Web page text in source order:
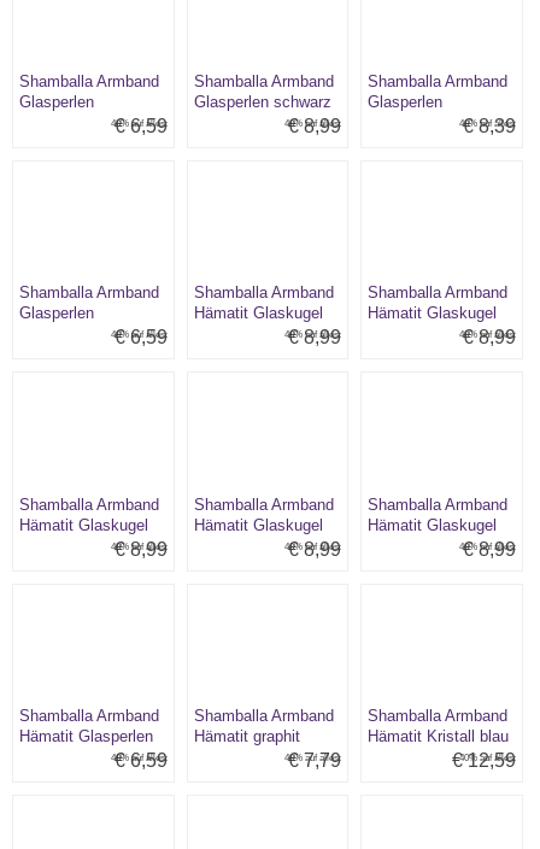
Shamballa Armband
Glasperlen
rot/lila/kristall40% auf alles:
€ 6,59
Shamballa Armband
Glasperlen schwarz
40% auf alles:
€ 8,99
Shamballa Armband
Glasperlen
schwarz/kristall40% auf alles:
€ 8,39
Shamballa Armband
Glasperlen
weiß/schwarz40% auf alles:
€ 6,59
Shamballa Armband
Hämatit Glaskugel
weiß Blume pastell
40% auf alles:
€ 8,99
Shamballa Armband
Hämatit Glaskugel
weiß Blume rot40% auf alles:
€ 8,99
Shamballa Armband
Hämatit Glaskugel
weiß Muster blau40% auf alles:
€ 8,99
Shamballa Armband
Hämatit Glaskugel
weiß Muster Gesicht
40% auf alles:
€ 8,99
Shamballa Armband
Hämatit Glaskugel
weiß Muster grau40% auf alles:
€ 8,99
Shamballa Armband
Hämatit Glasperlen
kristall/lila/rot40% auf alles:
€ 6,59
Shamballa Armband
Hämatit graphit
40% auf alles:
€ 7,79
Shamballa Armband
Hämatit Kristall blau
40% auf alles:
€ 12,59